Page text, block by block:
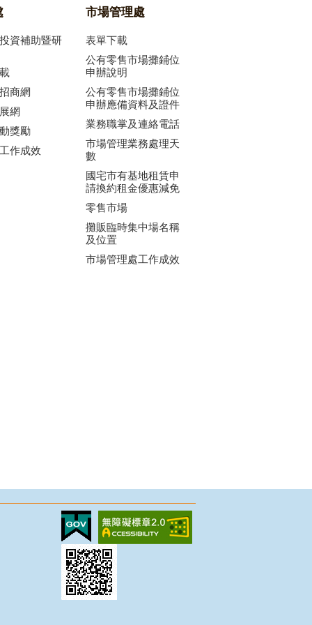
資補助暨研
商網
網
獎勵
作成效
市場管理處
表單下載
公有零售市場攤鋪位
申辦說明
公有零售市場攤鋪位
申辦應備資料及證件
業務職掌及連絡電話
市場管理業務處理天
數
國宅市有基地租賃申
請換約租金優惠減免
零售市場
攤販臨時集中場名稱
及位置
市場管理處工作成效